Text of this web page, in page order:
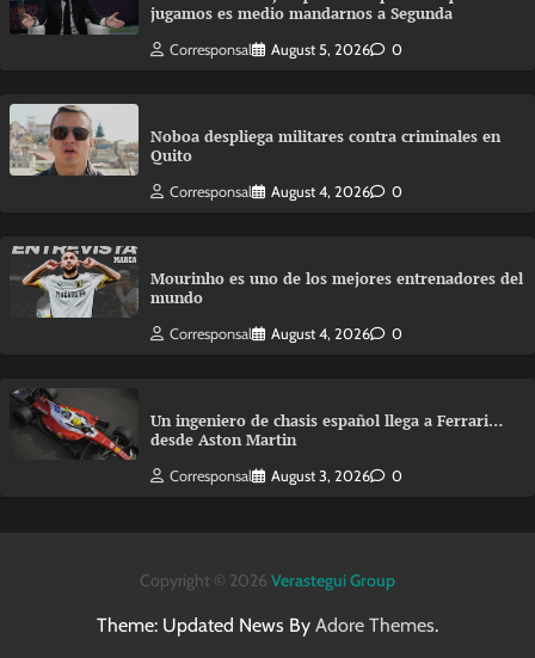
jugamos es medio mandarnos a Segunda
Corresponsal August 5, 2026 0
Noboa despliega militares contra criminales en
Quito
Corresponsal August 4, 2026 0
Mourinho es uno de los mejores entrenadores del
mundo
Corresponsal August 4, 2026 0
Un ingeniero de chasis español llega a Ferrari…
desde Aston Martin
Corresponsal August 3, 2026 0
Copyright © 2026 Verastegui Group
Theme: Updated News By Adore Themes.